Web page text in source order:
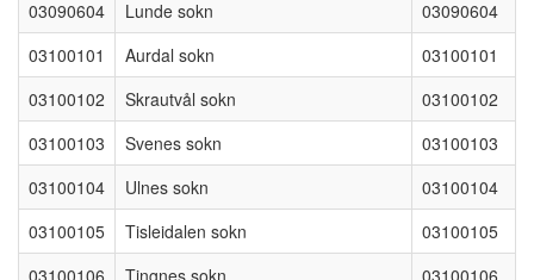
03090604
Lunde sokn
03090604
03100101
Aurdal sokn
03100101
03100102
Skrautvål sokn
03100102
03100103
Svenes sokn
03100103
03100104
Ulnes sokn
03100104
03100105
Tisleidalen sokn
03100105
03100106
Tingnes sokn
03100106